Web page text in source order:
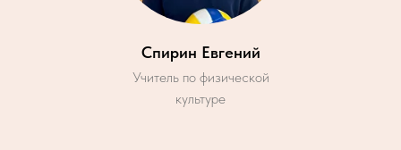
Спирин Евгений
Учитель по физической
культуре